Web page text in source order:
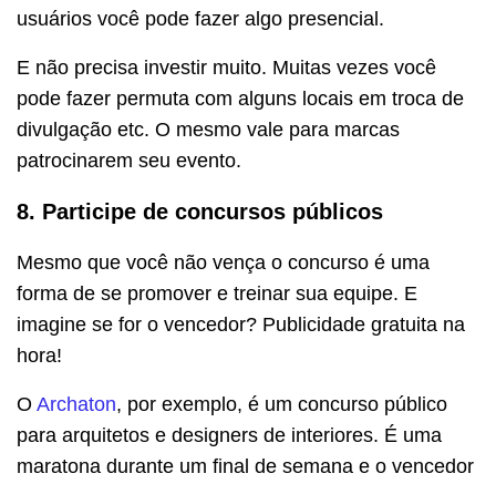
usuários você pode fazer algo presencial.
E não precisa investir muito. Muitas vezes você
pode fazer permuta com alguns locais em troca de
divulgação etc. O mesmo vale para marcas
patrocinarem seu evento.
8. Participe de concursos públicos
Mesmo que você não vença o concurso é uma
forma de se promover e treinar sua equipe. E
imagine se for o vencedor? Publicidade gratuita na
hora!
O Archaton, por exemplo, é um concurso público
para arquitetos e designers de interiores. É uma
maratona durante um final de semana e o vencedor